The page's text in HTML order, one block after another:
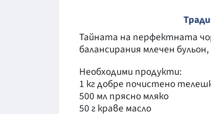
Тайната на перфектната
балансирания млечен
Необходими продукти:
1 кг добре почистено
500 мл прясно мляко
50 г краве масло